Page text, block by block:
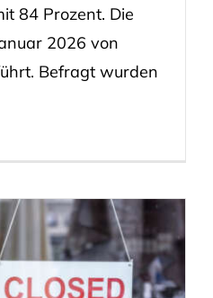
84 Prozent. Die
2026 von
Befragt wurden